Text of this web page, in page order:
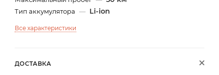
Тип аккумулятора — Li-ion
Все характеристики
ДОСТАВКА